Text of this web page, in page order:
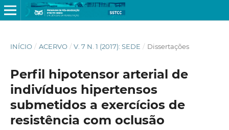
INÍCIO / ACERVO / V. 7 N. 1 (2017): SEDE / Dissertações
Perfil hipotensor arterial de
indivíduos hipertensos
submetidos a exercícios de
resistência com oclusão